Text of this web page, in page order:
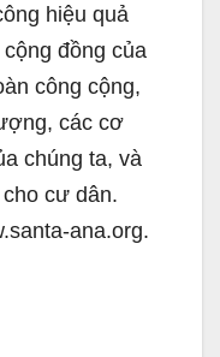
hiệu quả
đồng của
công cộng,
các cơ
chúng ta, và
cư dân.
ana.org.